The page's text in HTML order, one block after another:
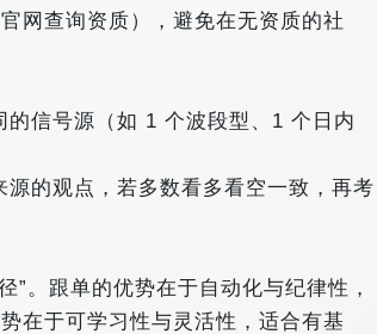
网查询资质），避免在无资质的社
信号源（如 1 个波段型、1 个日内
的观点，若多数看多看空一致，再考
”。跟单的优势在于自动化与纪律性，
在于可学习性与灵活性，适合有基